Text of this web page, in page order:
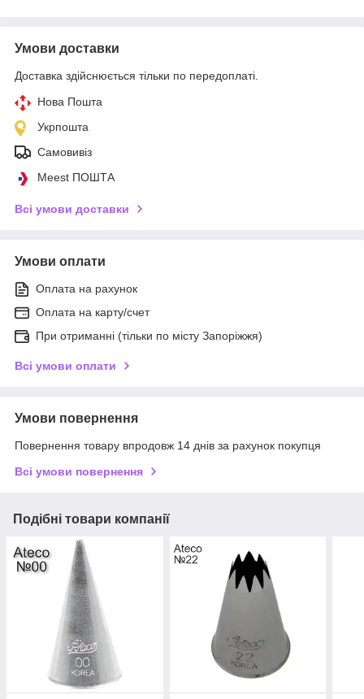
Умови доставки
Доставка здійснюється тільки по передоплаті.
Нова Пошта
Укрпошта
Самовивіз
Meest ПОШТА
Всі умови доставки
Умови оплати
Оплата на рахунок
Оплата на карту/счет
При отриманні (тільки по місту Запоріжжя)
Всі умови оплати
Умови повернення
Повернення товару впродовж 14 днів за рахунок покупця
Всі умови повернення
Подібні товари компанії